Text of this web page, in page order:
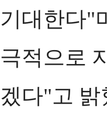
기대한다"
극적으로
겠다"고 밝